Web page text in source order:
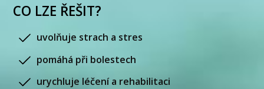
CO LZE ŘEŠIT?
uvolňuje strach a stres
pomáhá při bolestech
urychluje léčení a rehabilitaci